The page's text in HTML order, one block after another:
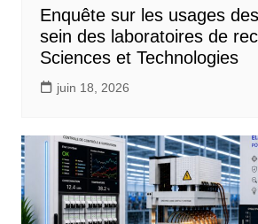
Enquête sur les usages
sein des laboratoires de
Sciences et Technologies
juin 18, 2026